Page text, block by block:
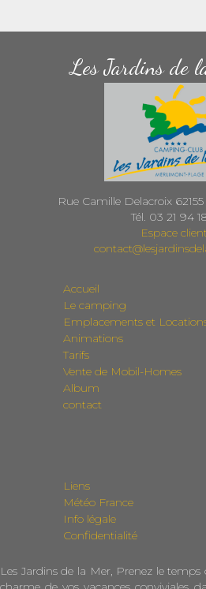
Les Jardins de
Rue Camille Delacroix 62155
Tél. 03 21 94
Espace
Accueil
Le camping
Emplacements et
Animations
Tarifs
Vente de Mobil-Homes
Album
contact
Liens
Météo France
Info légale
Confidentialité
Les Jardins de la Mer, Prenez le temps